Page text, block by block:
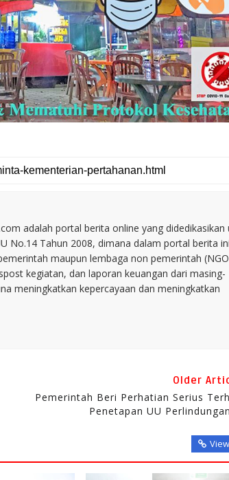
adalah portal berita online yang didedikasikan
No.14 Tahun 2008, dimana dalam portal berita ini
maupun lembaga non pemerintah
kegiatan, dan laporan keuangan dari masing-
meningkatkan kepercayaan dan meningkatkan
Older
Pemerintah Beri Perhatian Serius
Penetapan UU